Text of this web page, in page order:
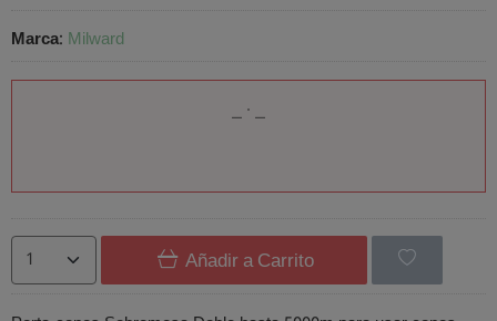
Marca: Milward
Añadir a Carrito